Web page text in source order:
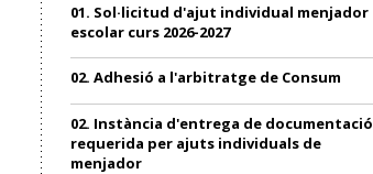
01. Sol·licitud d'ajut individual menjador
escolar curs 2026-2027
02. Adhesió a l'arbitratge de Consum
02. Instància d'entrega de documentació
requerida per ajuts individuals de
menjador